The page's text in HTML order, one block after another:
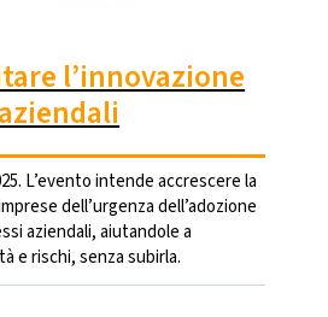
l’innovazione
L’evento intende accrescere la
dell’urgenza dell’adozione
aziendali, aiutandole a
e rischi, senza subirla.